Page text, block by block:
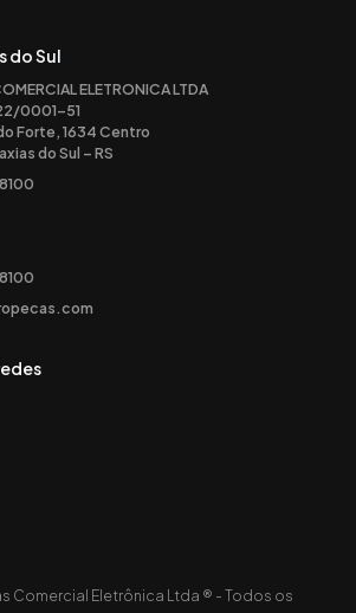
do Sul
ELETRONICA LTDA
0001-51
Forte, 1634 Centro
do Sul – RS
Comercial Eletrônica Ltda ® - Todos os